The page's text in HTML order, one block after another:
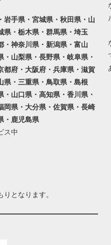
岩手県・宮城県・秋田県・山
県・栃木県・群馬県・埼玉
・神奈川県・新潟県・富山
・山梨県・長野県・岐阜県・
都府・大阪府・兵庫県・滋賀
県・三重県・鳥取県・島根
・山口県・高知県・香川県・
岡県・大分県・佐賀県・長崎
・鹿児島県
中
となります。